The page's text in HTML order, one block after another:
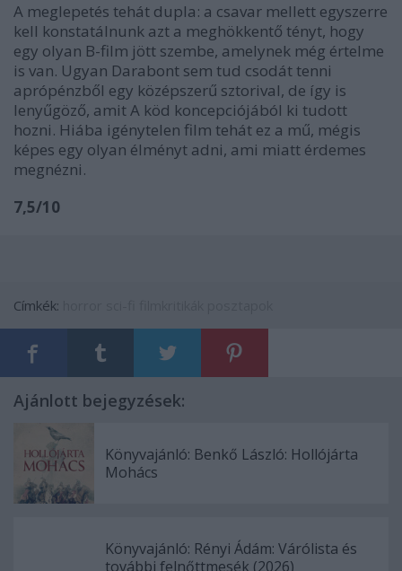
A meglepetés tehát dupla: a csavar mellett egyszerre
kell konstatálnunk azt a meghökkentő tényt, hogy
egy olyan B-film jött szembe, amelynek még értelme
is van. Ugyan Darabont sem tud csodát tenni
aprópénzből egy középszerű sztorival, de így is
lenyűgöző, amit A köd koncepciójából ki tudott
hozni. Hiába igénytelen film tehát ez a mű, mégis
képes egy olyan élményt adni, ami miatt érdemes
megnézni.
7,5/10
Címkék:
Ajánlott bejegyzések:
Könyvajánló: Benkő László: Hollójárta
Mohács
Könyvajánló: Rényi Ádám: Várólista és
további felnőttmesék (2026)